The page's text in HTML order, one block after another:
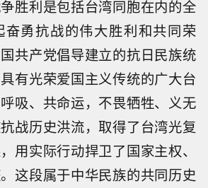
胜利是包括台湾同胞在内的全
勇抗战的伟大胜利和共同荣
共产党倡导建立的抗日民族统
有光荣爱国主义传统的广大台
吸、共命运，不畏牺牲、义无
战历史洪流，取得了台湾光复
用实际行动捍卫了国家主权、
这段属于中华民族的共同历史